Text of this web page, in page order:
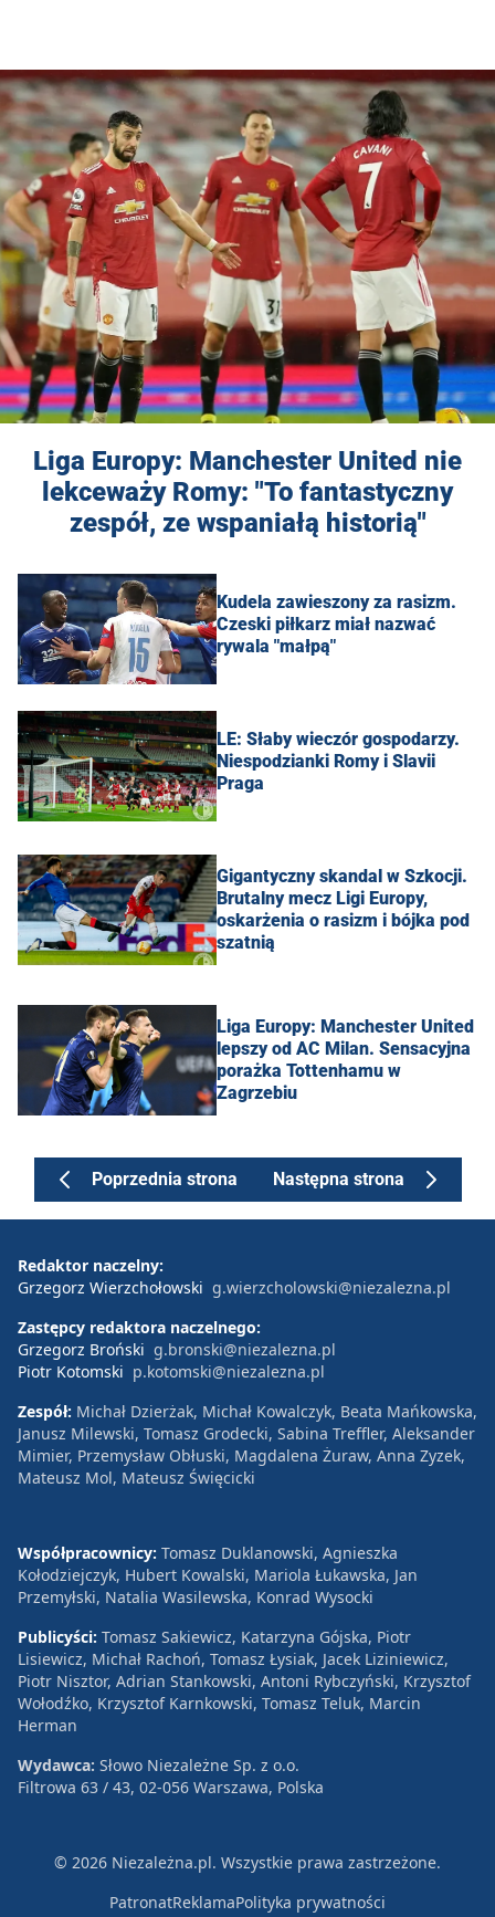
Liga Europy: Manchester United nie
lekceważy Romy: "To fantastyczny
zespół, ze wspaniałą historią"
Kudela zawieszony za rasizm.
Czeski piłkarz miał nazwać
rywala "małpą"
LE: Słaby wieczór gospodarzy.
Niespodzianki Romy i Slavii
Praga
Gigantyczny skandal w Szkocji.
Brutalny mecz Ligi Europy,
oskarżenia o rasizm i bójka pod
szatnią
Liga Europy: Manchester United
lepszy od AC Milan. Sensacyjna
porażka Tottenhamu w
Zagrzebiu
Poprzednia strona Następna strona
Redaktor naczelny:
Grzegorz Wierzchołowski g.wierzcholowski@niezalezna.pl
Zastępcy redaktora naczelnego:
Grzegorz Broński g.bronski@niezalezna.pl
Piotr Kotomski p.kotomski@niezalezna.pl
Zespół: Michał Dzierżak, Michał Kowalczyk, Beata Mańkowska,
Janusz Milewski, Tomasz Grodecki, Sabina Treffler, Aleksander
Mimier, Przemysław Obłuski, Magdalena Żuraw, Anna Zyzek,
Mateusz Mol, Mateusz Święcicki
Współpracownicy: Tomasz Duklanowski, Agnieszka
Kołodziejczyk, Hubert Kowalski, Mariola Łukawska, Jan
Przemyłski, Natalia Wasilewska, Konrad Wysocki
Publicyści: Tomasz Sakiewicz, Katarzyna Gójska, Piotr
Lisiewicz, Michał Rachoń, Tomasz Łysiak, Jacek Liziniewicz,
Piotr Nisztor, Adrian Stankowski, Antoni Rybczyński, Krzysztof
Wołodźko, Krzysztof Karnkowski, Tomasz Teluk, Marcin
Herman
Wydawca: Słowo Niezależne Sp. z o.o.
Filtrowa 63 / 43, 02-056 Warszawa, Polska
© 2026 Niezależna.pl. Wszystkie prawa zastrzeżone.
PatronatReklamaPolityka prywatności